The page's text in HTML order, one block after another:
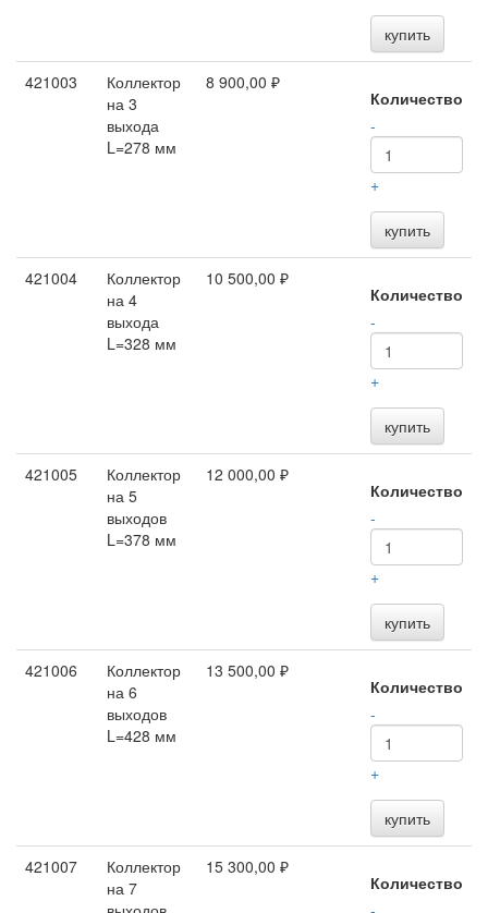
купить
421003
Коллектор
на 3
выхода
L=278 мм
8 900,00 ₽
Количество
-
+
купить
421004
Коллектор
на 4
выхода
L=328 мм
10 500,00 ₽
Количество
-
+
купить
421005
Коллектор
на 5
выходов
L=378 мм
12 000,00 ₽
Количество
-
+
купить
421006
Коллектор
на 6
выходов
L=428 мм
13 500,00 ₽
Количество
-
+
купить
421007
Коллектор
на 7
15 300,00 ₽
Количество